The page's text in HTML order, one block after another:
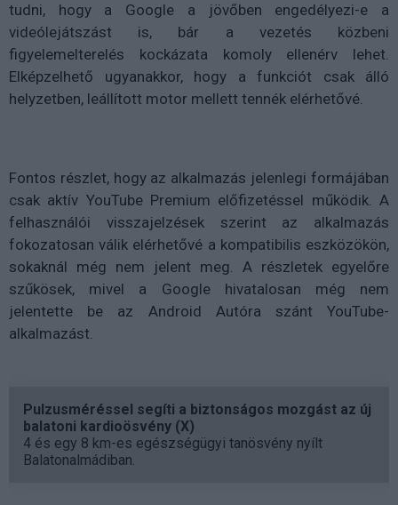
tudni, hogy a Google a jövőben engedélyezi-e a
videólejátszást is, bár a vezetés közbeni
figyelemelterelés kockázata komoly ellenérv lehet.
Elképzelhető ugyanakkor, hogy a funkciót csak álló
helyzetben, leállított motor mellett tennék elérhetővé.
Fontos részlet, hogy az alkalmazás jelenlegi formájában
csak aktív YouTube Premium előfizetéssel működik. A
felhasználói visszajelzések szerint az alkalmazás
fokozatosan válik elérhetővé a kompatibilis eszközökön,
sokaknál még nem jelent meg. A részletek egyelőre
szűkösek, mivel a Google hivatalosan még nem
jelentette be az Android Autóra szánt YouTube-
alkalmazást.
Pulzusméréssel segíti a biztonságos mozgást az új
balatoni kardioösvény (X)
4 és egy 8 km-es egészségügyi tanösvény nyílt
Balatonalmádiban.